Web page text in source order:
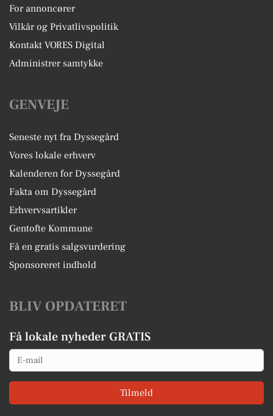
For annoncører
Vilkår og Privatlivspolitik
Kontakt VORES Digital
Administrer samtykke
GENVEJE
Seneste nyt fra Dyssegård
Vores lokale erhverv
Kalenderen for Dyssegård
Fakta om Dyssegård
Erhvervsartikler
Gentofte Kommune
Få en gratis salgsvurdering
Sponsoreret indhold
BLIV OPDATERET
Få lokale nyheder GRATIS
Email
Tilmeld